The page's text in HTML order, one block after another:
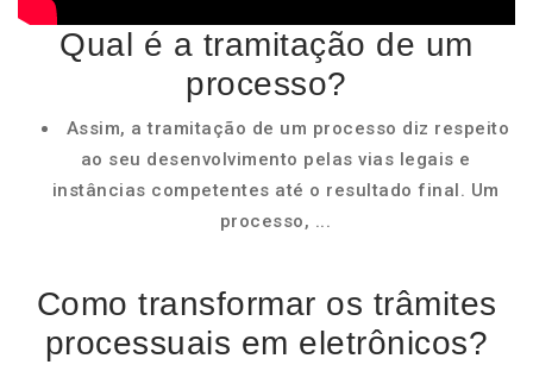
Qual é a tramitação de um
processo?
Assim, a tramitação de um processo diz respeito
ao seu desenvolvimento pelas vias legais e
instâncias competentes até o resultado final. Um
processo, ...
Como transformar os trâmites
processuais em eletrônicos?